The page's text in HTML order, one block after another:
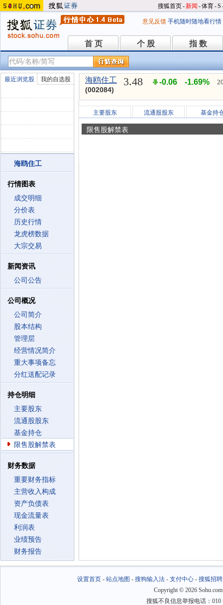
搜狐首页-新闻 -体育-S
意见反馈 手机随时随地看行情
首 页
首 页 个 股
个 股 指 数
指 数
最近浏览股 我的自选股
海鸥住工
行情图表
成交明细
分价表
历史行情
龙虎榜数据
大宗交易
新闻资讯
公司公告
公司概况
公司简介
股本结构
管理层
经营情况简介
重大事项备忘
分红送配记录
持仓明细
主要股东
流通股股东
基金持仓
限售股解禁表
财务数据
重要财务指标
主营收入构成
资产负债表
现金流量表
利润表
业绩预告
财务报告
海鸥住工
(002084)
3.48 -0.06 -1.69%
主要股东 流通股股东 基金持
限售股解禁表
设置首页- 站点地图 - 搜狗输入法- 支付中心- 搜狐招聘
Copyright © 2026
搜狐不良信息举报电话：010